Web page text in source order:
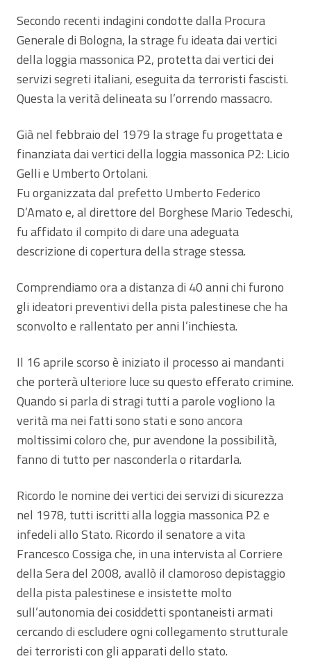
Secondo recenti indagini condotte dalla Procura
Generale di Bologna, la strage fu ideata dai vertici
della loggia massonica P2, protetta dai vertici dei
servizi segreti italiani, eseguita da terroristi fascisti.
Questa la verità delineata su l’orrendo massacro.
Già nel febbraio del 1979 la strage fu progettata e
finanziata dai vertici della loggia massonica P2: Licio
Gelli e Umberto Ortolani.
Fu organizzata dal prefetto Umberto Federico
D’Amato e, al direttore del Borghese Mario Tedeschi,
fu affidato il compito di dare una adeguata
descrizione di copertura della strage stessa.
Comprendiamo ora a distanza di 40 anni chi furono
gli ideatori preventivi della pista palestinese che ha
sconvolto e rallentato per anni l’inchiesta.
Il 16 aprile scorso è iniziato il processo ai mandanti
che porterà ulteriore luce su questo efferato crimine.
Quando si parla di stragi tutti a parole vogliono la
verità ma nei fatti sono stati e sono ancora
moltissimi coloro che, pur avendone la possibilità,
fanno di tutto per nasconderla o ritardarla.
Ricordo le nomine dei vertici dei servizi di sicurezza
nel 1978, tutti iscritti alla loggia massonica P2 e
infedeli allo Stato. Ricordo il senatore a vita
Francesco Cossiga che, in una intervista al Corriere
della Sera del 2008, avallò il clamoroso depistaggio
della pista palestinese e insistette molto
sull’autonomia dei cosiddetti spontaneisti armati
cercando di escludere ogni collegamento strutturale
dei terroristi con gli apparati dello stato.